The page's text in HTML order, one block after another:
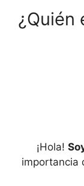
¿Quién
¡Hola!
importancia